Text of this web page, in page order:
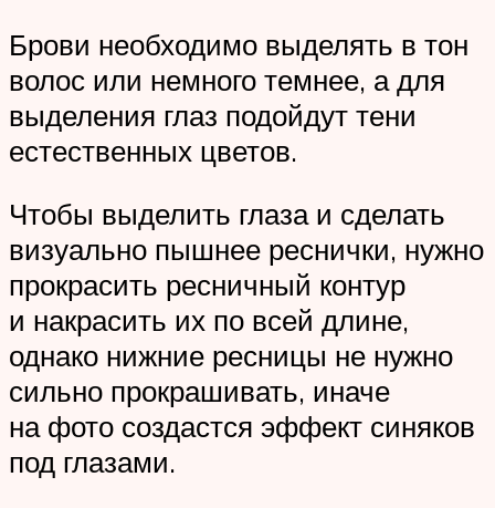
Брови необходимо выделять в тон
волос или немного темнее, а для
выделения глаз подойдут тени
естественных цветов.
Чтобы выделить глаза и сделать
визуально пышнее реснички, нужно
прокрасить ресничный контур
и накрасить их по всей длине,
однако нижние ресницы не нужно
сильно прокрашивать, иначе
на фото создастся эффект синяков
под глазами.